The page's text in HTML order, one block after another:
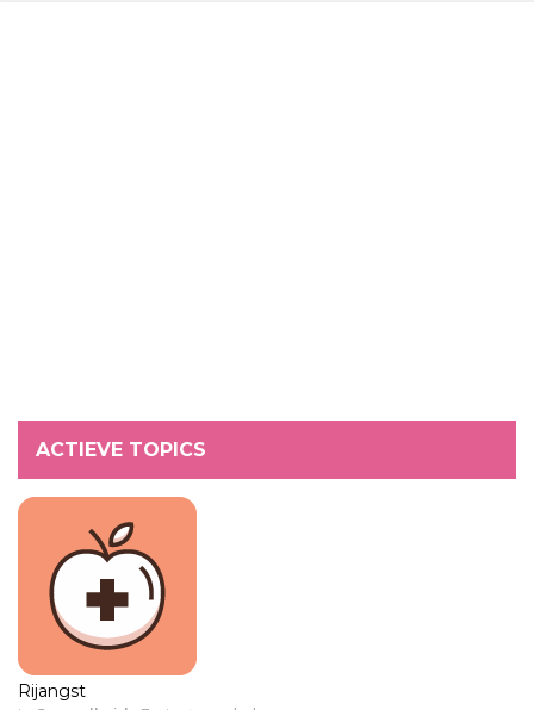
ACTIEVE TOPICS
Rijangst